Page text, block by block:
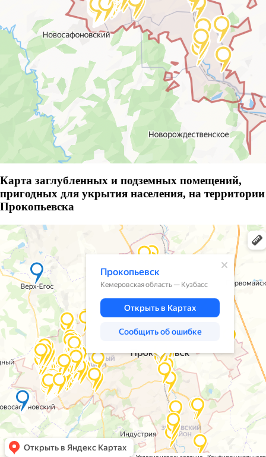
Карта заглубленных и подземных помещений,
пригодных для укрытия населения, на территории
Прокопьевска
Прокопьевск
Прокопьевск — Яндекс Карты